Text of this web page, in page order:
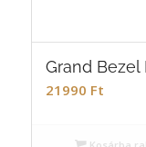
Grand Bezel
21990 Ft